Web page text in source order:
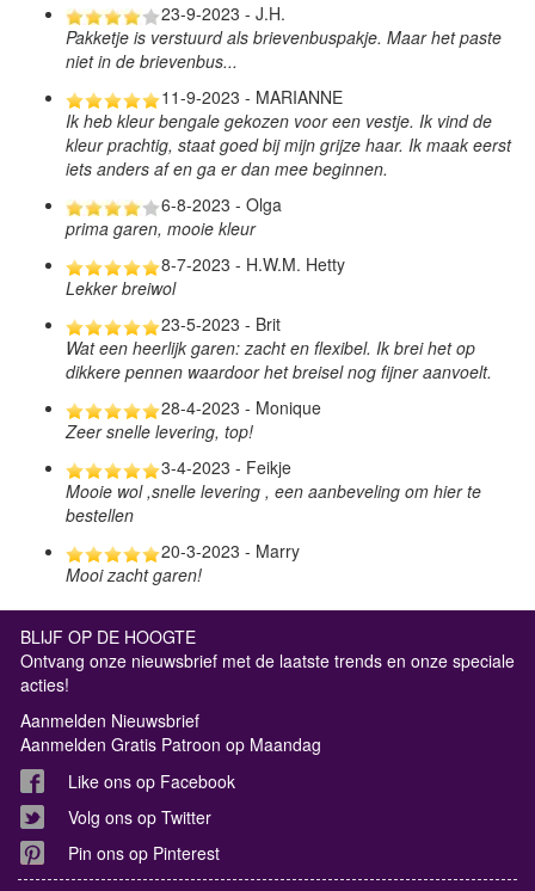
23-9-2023 - J.H.
Pakketje is verstuurd als brievenbuspakje. Maar het paste
niet in de brievenbus...
11-9-2023 - MARIANNE
Ik heb kleur bengale gekozen voor een vestje. Ik vind de
kleur prachtig, staat goed bij mijn grijze haar. Ik maak eerst
iets anders af en ga er dan mee beginnen.
6-8-2023 - Olga
prima garen, mooie kleur
8-7-2023 - H.W.M. Hetty
Lekker breiwol
23-5-2023 - Brit
Wat een heerlijk garen: zacht en flexibel. Ik brei het op
dikkere pennen waardoor het breisel nog fijner aanvoelt.
28-4-2023 - Monique
Zeer snelle levering, top!
3-4-2023 - Feikje
Mooie wol ,snelle levering , een aanbeveling om hier te
bestellen
20-3-2023 - Marry
Mooi zacht garen!
BLIJF OP DE HOOGTE
Ontvang onze nieuwsbrief met de laatste trends en onze speciale
acties!
Aanmelden Nieuwsbrief
Aanmelden Gratis Patroon op Maandag
Like ons op Facebook
Volg ons op Twitter
Pin ons op Pinterest